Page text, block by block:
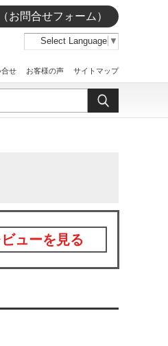
お問合せフォーム）
Select Language ▼
合せ お客様の声 サイトマップ
ビューを見る